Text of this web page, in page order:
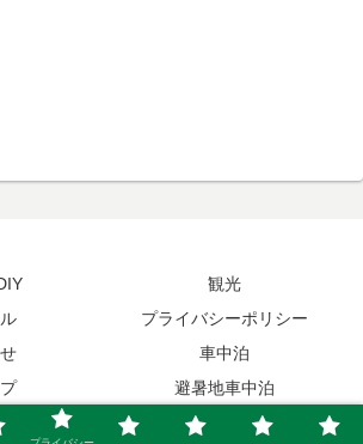
観光
プライバシーポリシー
車中泊
避暑地車中泊
ブログ｜エブリィワゴンRS1+で車中泊.